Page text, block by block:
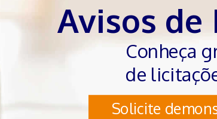
Avisos de
Conheça
de
Solicite